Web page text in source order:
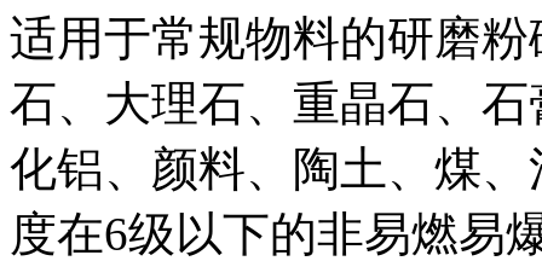
适用于常规物料的研磨
石、大理石、重晶石、
化铝、颜料、陶土、煤
度在6级以下的非易燃易